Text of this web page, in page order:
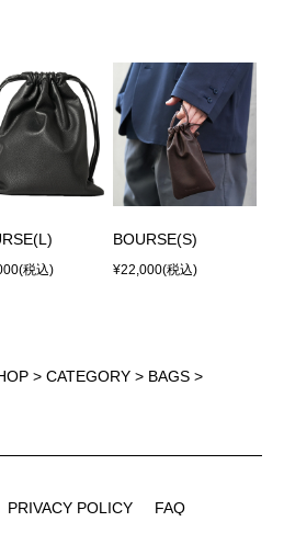
(税込)
BOURSE(S)
¥22,000(税込)
> CATEGORY > BAGS >
PRIVACY POLICY
FAQ